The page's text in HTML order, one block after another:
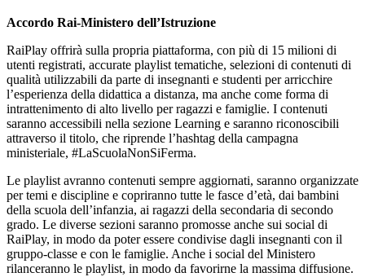
Accordo Rai-Ministero dell’Istruzione
RaiPlay offrirà sulla propria piattaforma, con più di 15 milioni di
utenti registrati, accurate playlist tematiche, selezioni di contenuti di
qualità utilizzabili da parte di insegnanti e studenti per arricchire
l’esperienza della didattica a distanza, ma anche come forma di
intrattenimento di alto livello per ragazzi e famiglie. I contenuti
saranno accessibili nella sezione Learning e saranno riconoscibili
attraverso il titolo, che riprende l’hashtag della campagna
ministeriale, #LaScuolaNonSiFerma.
Le playlist avranno contenuti sempre aggiornati, saranno organizzate
per temi e discipline e copriranno tutte le fasce d’età, dai bambini
della scuola dell’infanzia, ai ragazzi della secondaria di secondo
grado. Le diverse sezioni saranno promosse anche sui social di
RaiPlay, in modo da poter essere condivise dagli insegnanti con il
gruppo-classe e con le famiglie. Anche i social del Ministero
rilanceranno le playlist, in modo da favorirne la massima diffusione.